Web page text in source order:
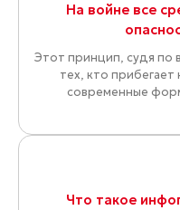
На войне все
Этот принцип, судя по
тех, кто прибегает
современные
Что такое